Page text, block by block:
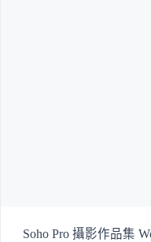
Soho Pro 攝影作品集